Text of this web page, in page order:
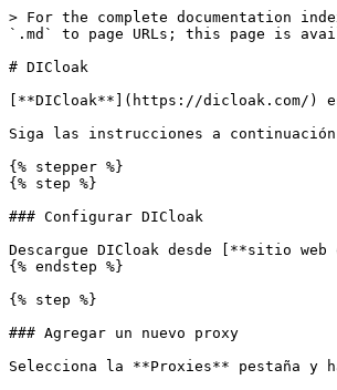
> For the complete documentation
`.md` to page URLs; this page is
# DICloak
[**DICloak**](https://dicloak.com/)
Siga las instrucciones a
{% stepper %}
{% step %}
### Configurar DICloak
Descargue DICloak desde [**sitio
{% endstep %}
{% step %}
### Agregar un nuevo proxy
Selecciona la **Proxies** pestaña y